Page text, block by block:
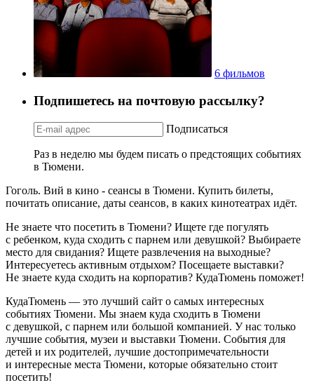
6 фильмов
Подпишетесь на почтовую рассылку?
Подписаться
Раз в неделю мы будем писать о предстоящих событиях
в Тюмени.
Гоголь. Вий в кино - сеансы в Тюмени. Купить билеты,
почитать описание, даты сеансов, в каких кинотеатрах идёт.
Не знаете что посетить в Тюмени? Ищете где погулять
с ребенком, куда сходить с парнем или девушкой? Выбираете
место для свидания? Ищете развлечения на выходные?
Интересуетесь активным отдыхом? Посещаете выставки?
Не знаете куда сходить на корпоратив? КудаТюмень поможет!
КудаТюмень — это лучший сайт о самых интересных
событиях Тюмени. Мы знаем куда сходить в Тюмени
с девушкой, с парнем или большой компанией. У нас только
лучшие события, музеи и выставки Тюмени. События для
детей и их родителей, лучшие достопримечательности
и интересные места Тюмени, которые обязательно стоит
посетить!